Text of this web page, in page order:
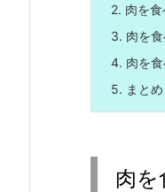
2. 肉を
3. 肉を
4. 肉を
5. まとめ
肉